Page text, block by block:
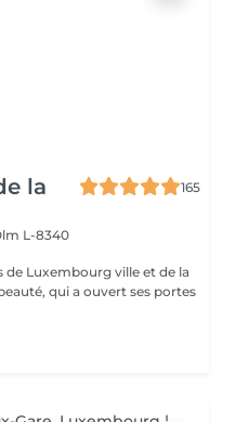
la
165
L-8340
de Luxembourg ville et de la
qui a ouvert ses portes